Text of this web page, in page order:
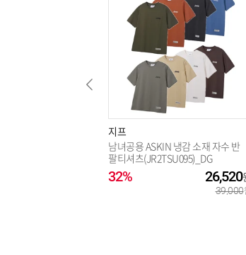
지프
남녀공용 ASKIN 냉감 소재 자수 반
팔티셔츠(JR2TSU095)_DG
32% 26,520
39,000